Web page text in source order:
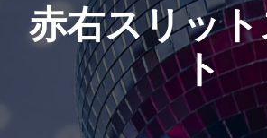
赤右スリッ
ト